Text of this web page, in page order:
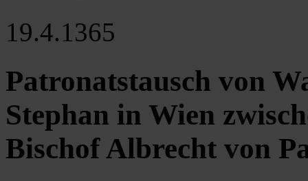
19.4.1365
Patronatstausch von
Stephan in Wien
Bischof Albrecht von